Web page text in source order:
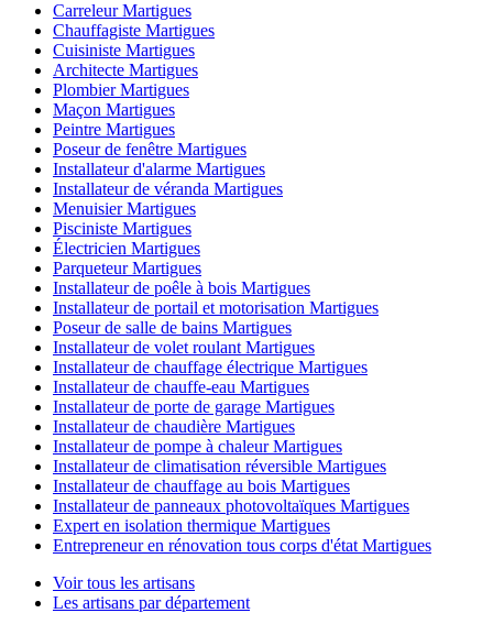
Carreleur Martigues
Chauffagiste Martigues
Cuisiniste Martigues
Architecte Martigues
Plombier Martigues
Maçon Martigues
Peintre Martigues
Poseur de fenêtre Martigues
Installateur d'alarme Martigues
Installateur de véranda Martigues
Menuisier Martigues
Pisciniste Martigues
Électricien Martigues
Parqueteur Martigues
Installateur de poêle à bois Martigues
Installateur de portail et motorisation Martigues
Poseur de salle de bains Martigues
Installateur de volet roulant Martigues
Installateur de chauffage électrique Martigues
Installateur de chauffe-eau Martigues
Installateur de porte de garage Martigues
Installateur de chaudière Martigues
Installateur de pompe à chaleur Martigues
Installateur de climatisation réversible Martigues
Installateur de chauffage au bois Martigues
Installateur de panneaux photovoltaïques Martigues
Expert en isolation thermique Martigues
Entrepreneur en rénovation tous corps d'état Martigues
Voir tous les artisans
Les artisans par département